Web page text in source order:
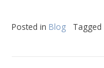
Posted in Blog Tagged